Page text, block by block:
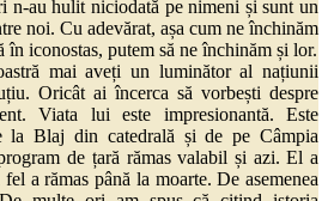
n-au hulit niciodată pe nimeni și sunt un
noi. Cu adevărat, așa cum ne închinăm
în iconostas, putem să ne închinăm și lor.
mai aveți un luminător al națiunii
Oricât ai încerca să vorbești despre
Viata lui este impresionantă. Este
la Blaj din catedrală și de pe Câmpia
de țară rămas valabil și azi. El a
a rămas până la moarte. De asemenea